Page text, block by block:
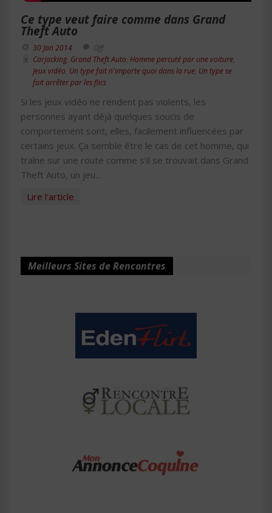
Ce type veut faire comme dans Grand
Theft Auto
30 Jan 2014
Off
Carjacking, Grand Theft Auto Homme percuté par une voiture
Jeux vidéo Un type fait n'importe quoi dans la rue Un type se
fait arrêter par les flics
Si les jeux vidéo ne rendent pas violents, les
personnes ayant déjà quelques soucis de
comportement sont, elles, facilement influencées par
certains jeux. Ça semble être le cas de cet homme, qui
traîne sur une route comme s’il se trouvait dans Grand
Theft Auto, un jeu...
Lire l'article
Meilleurs Sites de Rencontres